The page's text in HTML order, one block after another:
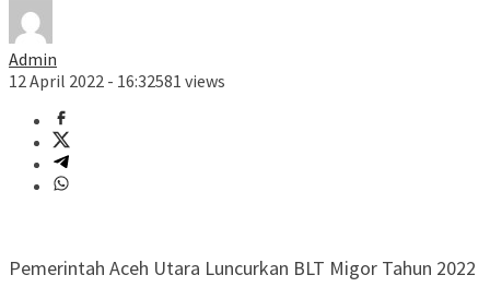
Admin
12 April 2022 - 16:32581 views
Pemerintah Aceh Utara Luncurkan BLT Migor Tahun 2022